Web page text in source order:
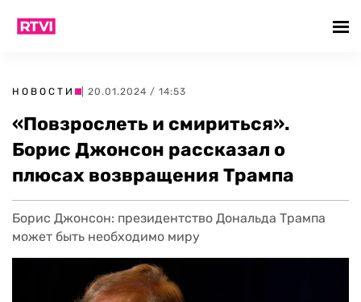
НОВОСТИ | 20.01.2024 / 14:53
«Повзрослеть и смириться».
Борис Джонсон рассказал о
плюсах возвращения Трампа
Борис Джонсон: президентство Дональда Трампа
может быть необходимо миру